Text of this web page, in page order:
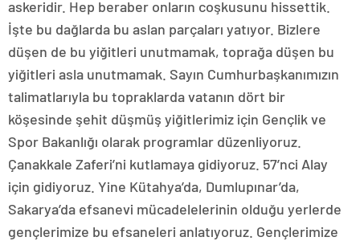
askeridir. Hep beraber onların coşkusunu hissettik.
İşte bu dağlarda bu aslan parçaları yatıyor. Bizlere
düşen de bu yiğitleri unutmamak, toprağa düşen bu
yiğitleri asla unutmamak. Sayın Cumhurbaşkanımızın
talimatlarıyla bu topraklarda vatanın dört bir
köşesinde şehit düşmüş yiğitlerimiz için Gençlik ve
Spor Bakanlığı olarak programlar düzenliyoruz.
Çanakkale Zaferi’ni kutlamaya gidiyoruz. 57’nci Alay
için gidiyoruz. Yine Kütahya’da, Dumlupınar’da,
Sakarya’da efsanevi mücadelelerinin olduğu yerlerde
gençlerimize bu efsaneleri anlatıyoruz. Gençlerimize